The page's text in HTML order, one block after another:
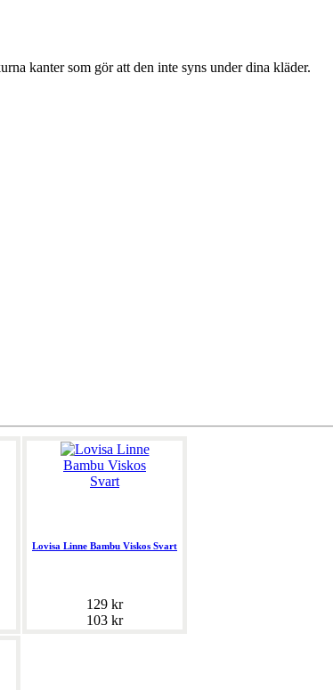
kanter som gör att den inte syns under dina kläder.
Lovisa Linne Bambu Viskos Svart
129 kr
103 kr